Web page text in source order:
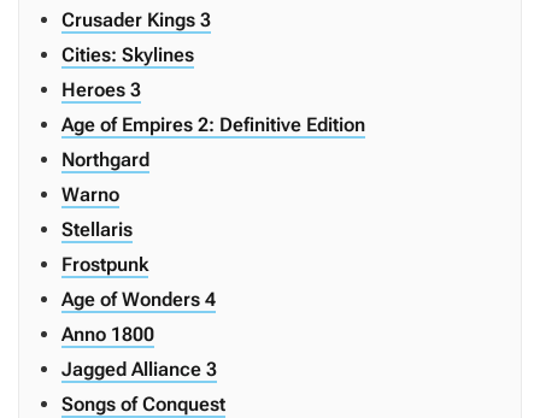
Crusader Kings 3
Cities: Skylines
Heroes 3
Age of Empires 2: Definitive Edition
Northgard
Warno
Stellaris
Frostpunk
Age of Wonders 4
Anno 1800
Jagged Alliance 3
Songs of Conquest